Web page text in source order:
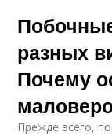
разных
Почему
Прежде всего,